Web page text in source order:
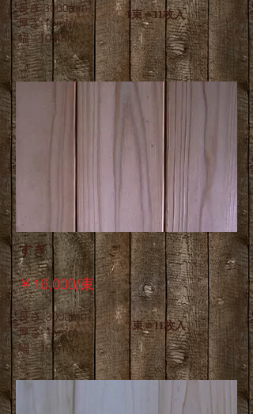
長さ 3000mm
厚さ 15mm
幅 105mm
すぎ
￥16,000/束
長さ 3000mm
厚さ 15mm
幅 105mm
1束＝11枚入
1束＝11枚入